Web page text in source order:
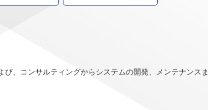
、コンサルティングからシステムの開発、メンテナンスま